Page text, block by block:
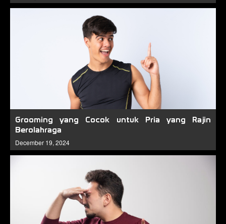
Grooming yang Cocok untuk Pria yang Rajin
Berolahraga
December 19, 2024